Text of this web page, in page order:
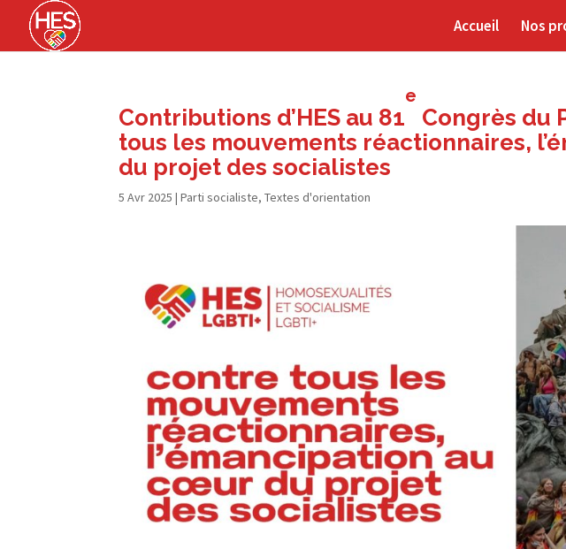
Accueil Nos
Contributions d’HES au 81
e
Congrès du
tous les mouvements réactionnaires,
du projet des socialistes
5 Avr 2025 |Parti socialiste,Textes d'orientation